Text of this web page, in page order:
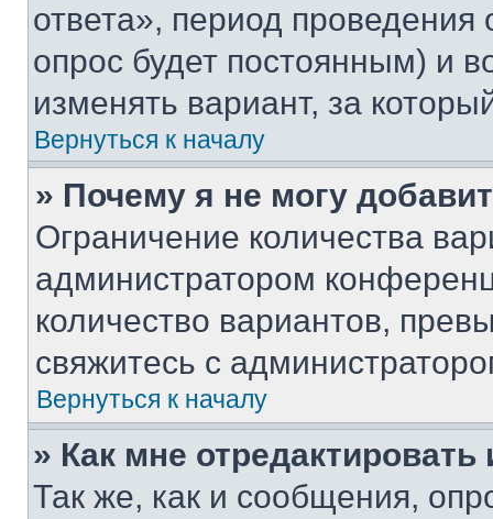
ответа», период проведения
опрос будет постоянным) и
изменять вариант, за
Вернуться к началу
» Почему я не могу
Ограничение количества
администратором
количество вариантов,
свяжитесь с
Вернуться к началу
» Как мне
Так же, как и сообщения,